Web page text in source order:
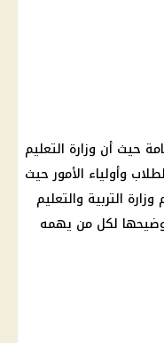
حيث أن وزارة التعليم
وأولياء الأمور حيث
التربية والتعليم
لكل من يهمه